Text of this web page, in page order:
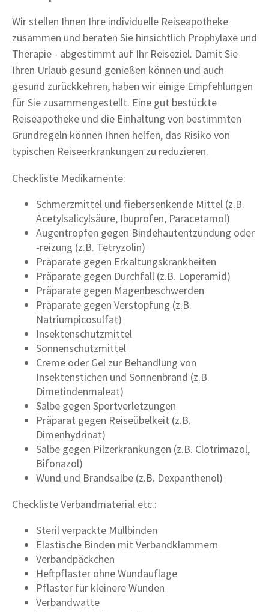
Wir stellen Ihnen Ihre individuelle Reiseapotheke
zusammen und beraten Sie hinsichtlich Prophylaxe und
Therapie - abgestimmt auf Ihr Reiseziel. Damit Sie
Ihren Urlaub gesund genießen können und auch
gesund zurückkehren, haben wir einige Empfehlungen
für Sie zusammengestellt. Eine gut bestückte
Reiseapotheke und die Einhaltung von bestimmten
Grundregeln können Ihnen helfen, das Risiko von
typischen Reiseerkrankungen zu reduzieren.
Checkliste Medikamente:
Schmerzmittel und fiebersenkende Mittel (z.B.
Acetylsalicylsäure, Ibuprofen, Paracetamol)
Augentropfen gegen Bindehautentzündung oder
-reizung (z.B. Tetryzolin)
Präparate gegen Erkältungskrankheiten
Präparate gegen Durchfall (z.B. Loperamid)
Präparate gegen Magenbeschwerden
Präparate gegen Verstopfung (z.B.
Natriumpicosulfat)
Insektenschutzmittel
Sonnenschutzmittel
Creme oder Gel zur Behandlung von
Insektenstichen und Sonnenbrand (z.B.
Dimetindenmaleat)
Salbe gegen Sportverletzungen
Präparat gegen Reiseübelkeit (z.B.
Dimenhydrinat)
Salbe gegen Pilzerkrankungen (z.B. Clotrimazol,
Bifonazol)
Wund und Brandsalbe (z.B. Dexpanthenol)
Checkliste Verbandmaterial etc.:
Steril verpackte Mullbinden
Elastische Binden mit Verbandklammern
Verbandpäckchen
Heftpflaster ohne Wundauflage
Pflaster für kleinere Wunden
Verbandwatte